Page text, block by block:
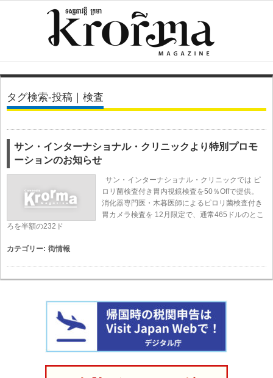
タグ検索-投稿｜検査
サン・インターナショナル・クリニックより特別プロモ
ーションのお知らせ
サン・インターナショナル・クリニックでは ピ
ロリ菌検査付き胃内視鏡検査を50％Offで提供。
消化器専門医・木暮医師によるピロリ菌検査付き
胃カメラ検査を 12月限定で、通常465ドルのとこ
ろを半額の232ド
カテゴリー: 街情報